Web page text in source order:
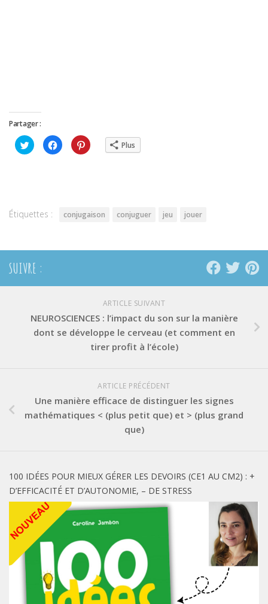
Partager :
Cliquez
pour
partager
Cliquez
pour
partager
Cliquez
pour Plus
Étiquettes : conjugaison conjuguer jeu jouer
SUIVRE :
ARTICLE SUIVANT
NEUROSCIENCES : l’impact du son sur la manière
dont se développe le cerveau (et comment en
tirer profit à l’école)
ARTICLE PRÉCÉDENT
Une manière efficace de distinguer les signes
mathématiques < (plus petit que) et > (plus grand
que)
100 IDÉES POUR MIEUX GÉRER LES DEVOIRS (CE1 AU CM2) : +
D’EFFICACITÉ ET D’AUTONOMIE, – DE STRESS